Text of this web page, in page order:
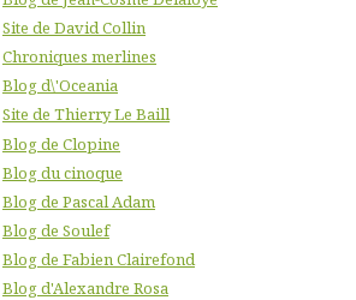
Site de David Collin
Chroniques merlines
Blog d\'Oceania
Site de Thierry Le Baill
Blog de Clopine
Blog du cinoque
Blog de Pascal Adam
Blog de Soulef
Blog de Fabien Clairefond
Blog d'Alexandre Rosa